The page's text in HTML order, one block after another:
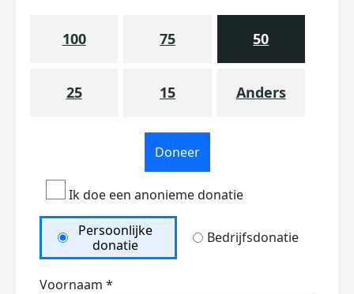
100 75 50
25 15 Anders
Doneer
Ik doe een anonieme donatie
Persoonlijke
donatie
Bedrijfsdonatie
Voornaam *